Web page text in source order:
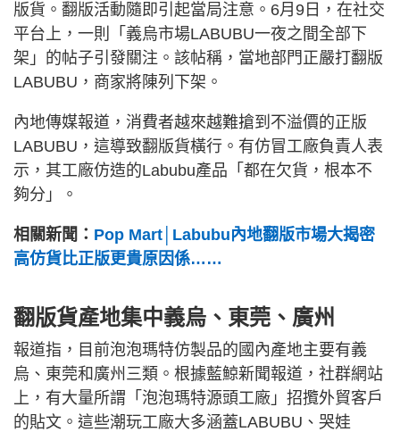
版貨。翻版活動隨即引起當局注意。6月9日，在社交
平台上，一則「義烏市場LABUBU一夜之間全部下
架」的帖子引發關注。該帖稱，當地部門正嚴打翻版
LABUBU，商家將陳列下架。
內地傳媒報道，消費者越來越難搶到不溢價的正版
LABUBU，這導致翻版貨橫行。有仿冒工廠負責人表
示，其工廠仿造的Labubu產品「都在欠貨，根本不
夠分」。
相關新聞： Pop Mart│Labubu內地翻版市場大揭密
高仿貨比正版更貴原因係……
翻版貨產地集中義烏、東莞、廣州
報道指，目前泡泡瑪特仿製品的國內產地主要有義
烏、東莞和廣州三類。根據藍鯨新聞報道，社群網站
上，有大量所謂「泡泡瑪特源頭工廠」招攬外貿客戶
的貼文。這些潮玩工廠大多涵蓋LABUBU、哭娃